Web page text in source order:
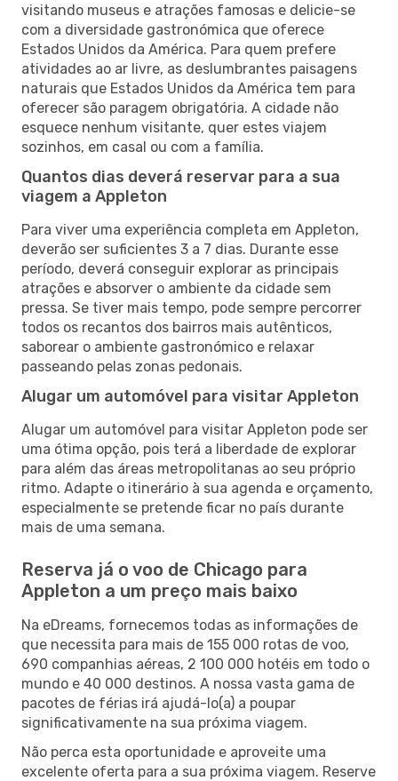
visitando museus e atrações famosas e delicie-se
com a diversidade gastronómica que oferece
Estados Unidos da América. Para quem prefere
atividades ao ar livre, as deslumbrantes paisagens
naturais que Estados Unidos da América tem para
oferecer são paragem obrigatória. A cidade não
esquece nenhum visitante, quer estes viajem
sozinhos, em casal ou com a família.
Quantos dias deverá reservar para a sua
viagem a Appleton
Para viver uma experiência completa em Appleton,
deverão ser suficientes 3 a 7 dias. Durante esse
período, deverá conseguir explorar as principais
atrações e absorver o ambiente da cidade sem
pressa. Se tiver mais tempo, pode sempre percorrer
todos os recantos dos bairros mais autênticos,
saborear o ambiente gastronómico e relaxar
passeando pelas zonas pedonais.
Alugar um automóvel para visitar Appleton
Alugar um automóvel para visitar Appleton pode ser
uma ótima opção, pois terá a liberdade de explorar
para além das áreas metropolitanas ao seu próprio
ritmo. Adapte o itinerário à sua agenda e orçamento,
especialmente se pretende ficar no país durante
mais de uma semana.
Reserva já o voo de Chicago para
Appleton a um preço mais baixo
Na eDreams, fornecemos todas as informações de
que necessita para mais de 155 000 rotas de voo,
690 companhias aéreas, 2 100 000 hotéis em todo o
mundo e 40 000 destinos. A nossa vasta gama de
pacotes de férias irá ajudá-lo(a) a poupar
significativamente na sua próxima viagem.
Não perca esta oportunidade e aproveite uma
excelente oferta para a sua próxima viagem. Reserve